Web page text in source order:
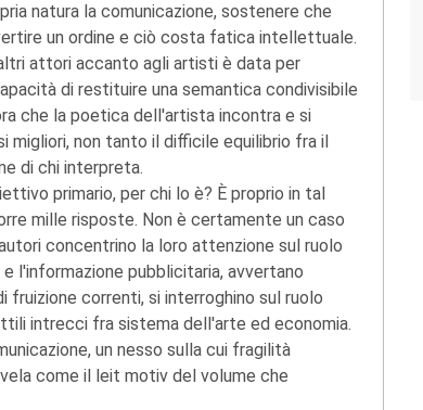
natura la comunicazione, sostenere che
un ordine e ciò costa fatica intellettuale.
attori accanto agli artisti è data per
di restituire una semantica condivisibile
che la poetica dell'artista incontra e si
migliori, non tanto il difficile equilibrio fra il
di chi interpreta.
primario, per chi lo è? È proprio in tal
mille risposte. Non è certamente un caso
concentrino la loro attenzione sul ruolo
l'informazione pubblicitaria, avvertano
fruizione correnti, si interroghino sul ruolo
intrecci fra sistema dell'arte ed economia.
un nesso sulla cui fragilità
come il leit motiv del volume che